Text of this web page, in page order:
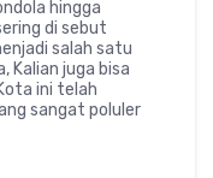
hingga
di sebut
salah satu
Kalian juga bisa
ini telah
sangat poluler